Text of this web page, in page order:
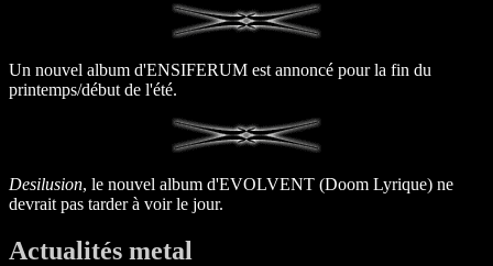
Un nouvel album d'ENSIFERUM est annoncé pour la fin du
printemps/début de l'été.
Desilusion, le nouvel album d'EVOLVENT (Doom Lyrique) ne
devrait pas tarder à voir le jour.
Actualités metal